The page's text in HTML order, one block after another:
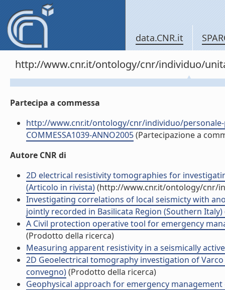
data.CNR.it
http://www.cnr.it/ontology/cnr/individuo/
Partecipa a commessa
http://www.cnr.it/ontology/cnr/individuo/
COMMESSA1039-ANNO2005(Partecipazione a
Autore CNR di
2D electrical resistivity tomographies for
(Articolo in rivista)(http://www.cnr.it/ontology/cnr/
Investigating correlations of local seismicty with
jointly recorded in Basilicata Region (Southern
A Civil protection operative tool for emergency
(Prodotto della ricerca)
Measuring apparent resistivity in a seismically
2D Geoelectrical tomography investigation of
convegno)(Prodotto della ricerca)
Geophysical approach for emergency